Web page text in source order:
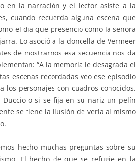
en la narración y el lector asiste a la
cuando recuerda alguna escena que
el día que presenció cómo la señora
Lo asoció a la doncella de Vermeer
de mostrarnos esa secuencia nos da
“A la memoria le desagrada el
escenas recordadas veo ese episodio
los personajes con cuadros conocidos.
Duccio o si se fija en su nariz un pelín
se tiene la ilusión de verla al mismo
hecho muchas preguntas sobre su
El hecho de que se refugie en la